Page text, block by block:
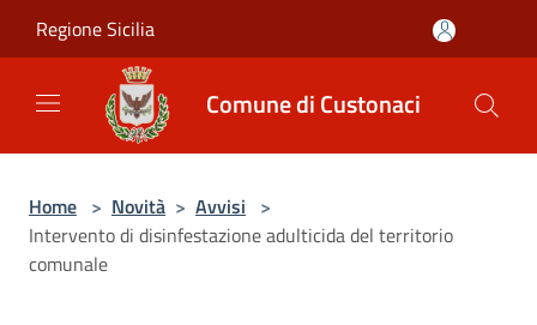
Regione Sicilia
Comune di Custonaci
Home > Novità > Avvisi >
Intervento di disinfestazione adulticida del territorio
comunale